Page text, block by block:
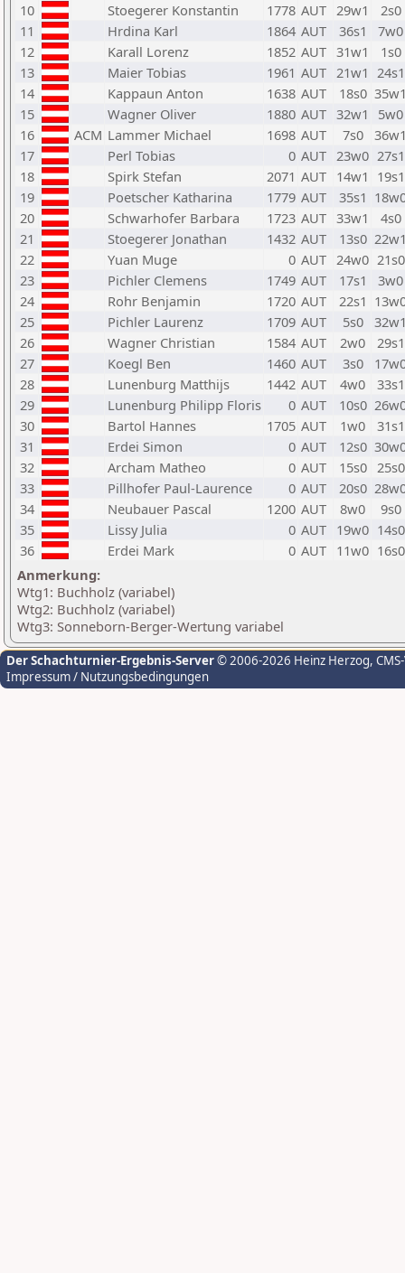
10
Stoegerer Konstantin 1778 AUT 29w1
2s0
11
Hrdina Karl 1864 AUT 36s1
7w0
12
Karall Lorenz 1852 AUT 31w1
1s0
13
Maier Tobias 1961 AUT 21w1 24s1
14
Kappaun Anton 1638 AUT 18s0
15
Wagner Oliver 1880 AUT 32w1
5w0
16
ACM Lammer Michael 1698 AUT 7s0
17
Perl Tobias 0 AUT 23w0 27s1
18
Spirk Stefan 2071 AUT 14w1 19s1
19
Poetscher Katharina 1779 AUT 35s1
20
Schwarhofer Barbara 1723 AUT 33w1
4s0
21
Stoegerer Jonathan 1432 AUT 13s0
22
Yuan Muge 0 AUT 24w0 21s0
23
Pichler Clemens 1749 AUT 17s1
3w0
24
Rohr Benjamin 1720 AUT 22s1
25
Pichler Laurenz 1709 AUT 5s0
26
Wagner Christian 1584 AUT 2w0
29s1
27
Koegl Ben 1460 AUT 3s0
28
Lunenburg Matthijs 1442 AUT 4w0
33s1
29
Lunenburg Philipp Floris 0 AUT 10s0
30
Bartol Hannes 1705 AUT 1w0
31s1
31
Erdei Simon 0 AUT 12s0
32
Archam Matheo 0 AUT 15s0 25s0
33
Pillhofer Paul-Laurence 0 AUT 20s0
34
Neubauer Pascal 1200 AUT 8w0
9s0
35
Lissy Julia 0 AUT 19w0 14s0
36
Erdei Mark 0 AUT 11w0 16s0
Anmerkung:
Wtg1: Buchholz (variabel)
Wtg2: Buchholz (variabel)
Wtg3: Sonneborn-Berger-Wertung variabel
Der Schachturnier-Ergebnis-Server© 2006-2026 Heinz Herzog,
Impressum / Nutzungsbedingungen